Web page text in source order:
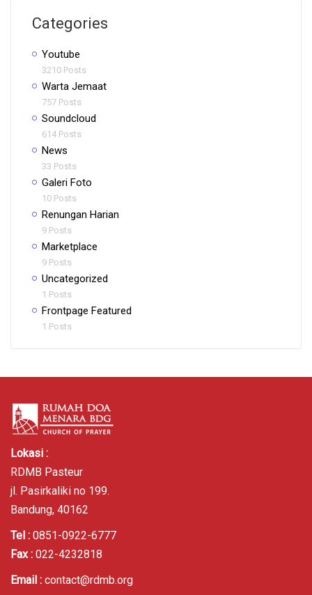
Categories
Youtube
3210 Posts
Warta Jemaat
757 Posts
Soundcloud
614 Posts
News
33 Posts
Galeri Foto
10 Posts
Renungan Harian
9 Posts
Marketplace
9 Posts
Uncategorized
1 Posts
Frontpage Featured
1 Posts
Lokasi :
RDMB Pasteur
jl. Pasirkaliki no 199.
Bandung, 40162
Tel : 0851-0922-6777
Fax : 022-4232818
Email : contact@rdmb.org